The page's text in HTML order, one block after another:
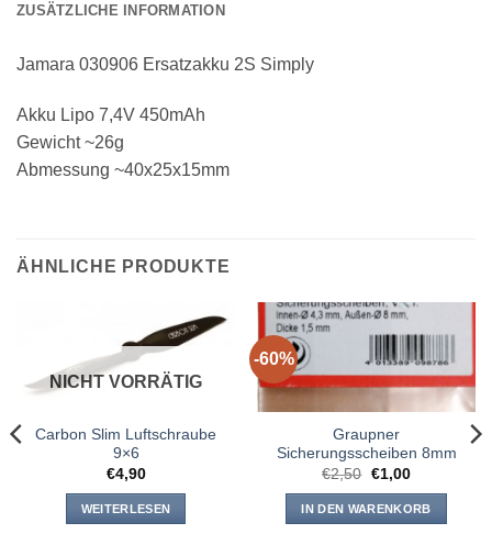
ZUSÄTZLICHE INFORMATION
Jamara 030906 Ersatzakku 2S Simply
Akku Lipo 7,4V 450mAh
Gewicht ~26g
Abmessung ~40x25x15mm
ÄHNLICHE PRODUKTE
NICHT VORRÄTIG
Carbon Slim Luftschraube
9×6
€4,90
WEITERLESEN
-60%
Graupner
Sicherungsscheiben 8mm
€2,50 Ursprünglicher
Preis
war:
€2,50
€1,00Aktueller
ist:
€1,00.
IN DEN WARENKORB